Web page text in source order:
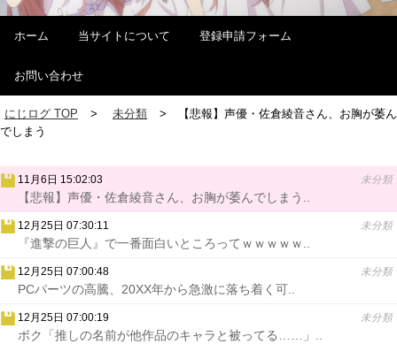
ホーム 当サイトについて 登録申請フォーム
お問い合わせ
にじログ TOP 未分類
【悲報】声優・佐倉綾音さん、お胸が萎ん
でしまう
11月6日 15:02:03 未分類
【悲報】声優・佐倉綾音さん、お胸が萎んでしまう..
12月25日 07:30:11 未分類
『進撃の巨人』で一番面白いところってｗｗｗｗｗ..
12月25日 07:00:48 未分類
PCパーツの高騰、20XX年から急激に落ち着く可..
12月25日 07:00:19 未分類
ボク「推しの名前が他作品のキャラと被ってる……」..